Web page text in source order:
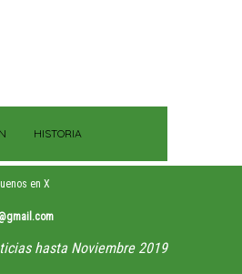
HISTORIA
hasta Noviembre 2019